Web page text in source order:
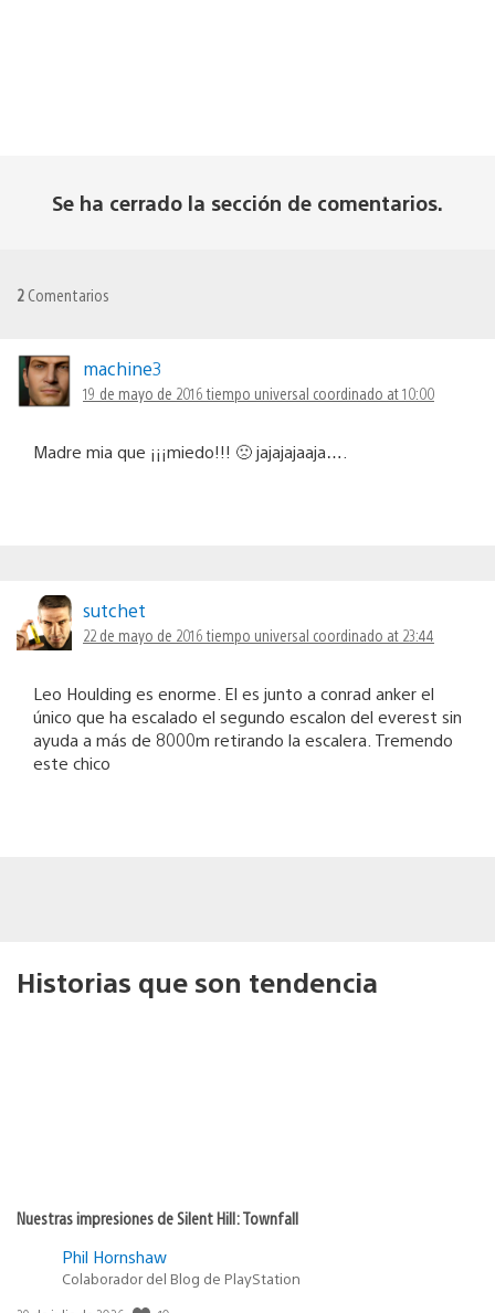
Se ha cerrado la sección de comentarios.
2 Comentarios
machine3
19 de mayo de 2016 tiempo universal coordinado at 10:00
Madre mia que ¡¡¡miedo!!! 🙁 jajajajaaja….
sutchet
22 de mayo de 2016 tiempo universal coordinado at 23:44
Leo Houlding es enorme. El es junto a conrad anker el
único que ha escalado el segundo escalon del everest sin
ayuda a más de 8000m retirando la escalera. Tremendo
este chico
Historias que son tendencia
Nuestras impresiones de Silent Hill: Townfall
Phil Hornshaw
Colaborador del Blog de PlayStation